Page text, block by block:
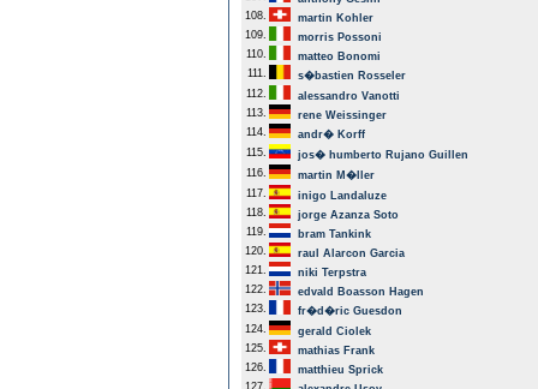
108.
martin Kohler
109.
morris Possoni
110.
matteo Bonomi
111.
s�bastien Rosseler
112.
alessandro Vanotti
113.
rene Weissinger
114.
andr� Korff
115.
jos� humberto Rujano Guillen
116.
martin M�ller
117.
inigo Landaluze
118.
jorge Azanza Soto
119.
bram Tankink
120.
raul Alarcon Garcia
121.
niki Terpstra
122.
edvald Boasson Hagen
123.
fr�d�ric Guesdon
124.
gerald Ciolek
125.
mathias Frank
126.
matthieu Sprick